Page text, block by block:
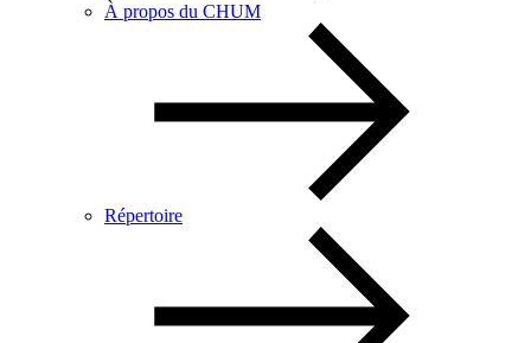
À propos du CHUM
Répertoire